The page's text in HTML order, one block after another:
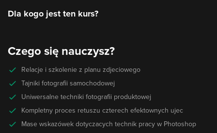
Dla kogo jest ten kurs?
Czego się nauczysz?
Relacje i szkolenie z planu zdjeciowego
Tajniki fotografii samochodowej
Uniwersalne techniki fotografii produktowej
Kompletny proces retuszu czterech efektownych ujec
Mase wskazówek dotyczacych technik pracy w Photoshop